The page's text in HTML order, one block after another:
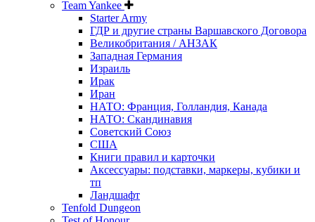
Team Yankee
Starter Army
ГДР и другие страны Варшавского Договора
Великобритания / АНЗАК
Западная Германия
Израиль
Ирак
Иран
НАТО: Франция, Голландия, Канада
НАТО: Скандинавия
Советский Союз
США
Книги правил и карточки
Аксессуары: подставки, маркеры, кубики и
тп
Ландшафт
Tenfold Dungeon